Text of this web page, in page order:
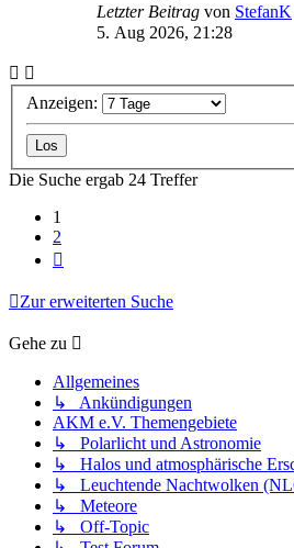
Letzter Beitrag von StefanK
5. Aug 2026, 21:28
Anzeigen:
Die Suche ergab 24 Treffer
1
2
Zur erweiterten Suche
Gehe zu
Allgemeines
↳ Ankündigungen
AKM e.V. Themengebiete
↳ Polarlicht und Astronomie
↳ Halos und atmosphärische
↳ Leuchtende Nachtwolken
↳ Meteore
↳ Off-Topic